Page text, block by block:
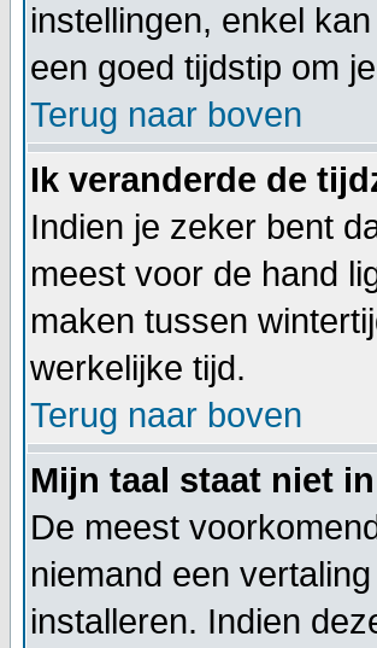
instellingen, enkel
een goed tijdstip om
Terug naar boven
Ik veranderde de
Indien je zeker bent
meest voor de hand
maken tussen
werkelijke tijd.
Terug naar boven
Mijn taal staat niet
De meest
niemand een
installeren. Indien